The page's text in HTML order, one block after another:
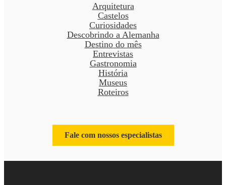
Arquitetura
Castelos
Curiosidades
Descobrindo a Alemanha
Destino do mês
Entrevistas
Gastronomia
História
Museus
Roteiros
Fale com nossos especialistas